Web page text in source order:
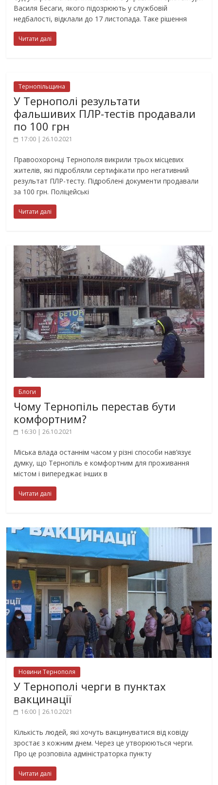
Василя Бесаги, якого підозрюють у службовій
недбалості, відклали до 17 листопада. Таке рішення
Читати далі
Тернопільщина
У Тернополі результати
фальшивих ПЛР-тестів продавали
по 100 грн
17:00 | 26.10.2021
Правоохоронці Тернополя викрили трьох місцевих
жителів, які підробляли сертифікати про негативний
результат ПЛР-тесту. Підроблені документи продавали
за 100 грн. Поліцейські
Читати далі
Блоги
Чому Тернопіль перестав бути
комфортним?
16:30 | 26.10.2021
Міська влада останнім часом у різні способи нав’язує
думку, що Тернопіль е комфортним для проживання
містом і випереджає інших в
Читати далі
Новини Тернополя
У Тернополі черги в пунктах
вакцинації
16:00 | 26.10.2021
Кількість людей, які хочуть вакцинуватися від ковіду
зростає з кожним днем. Через це утворюються черги.
Про це розповіла адміністраторка пункту
Читати далі